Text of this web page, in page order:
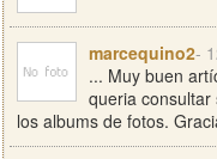
marcequino2-
... Muy buen
queria
los albums de fotos.